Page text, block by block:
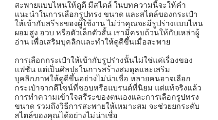
สะพายแบบไหนให้ดูดี มีสไตล์ ในบทความนี้จะให้คำ
แนะนำในการเลือกรูปทรง ขนาด และสไตล์ของกระเป๋า
ให้เข้ากับสรีระของผู้ใช้งาน ไม่ว่าคุณจะมีรูปร่างแบบไหน
ผอมสูง อวบ หรือตัวเล็กตัวสั้น เรามีครบถ้วนให้กับเหล่าผู้
อ่าน เพื่อเสริมบุคลิกและทำให้ดูดีขึ้นเมื่อสะพาย
การเลือกกระเป๋าให้เข้ากับรูปร่างนั้นไม่ใช่แค่เรื่องของ
แฟชั่น แต่เป็นศิลปะในการสร้างสมดุลและเสริม
บุคลิกภาพให้ดูดีขึ้นอย่างไม่น่าเชื่อ หลายคนอาจเลือก
กระเป๋าจากดีไซน์ที่ชอบหรือแบรนด์ที่นิยม แต่แท้จริงแล้ว
การทำความเข้าใจสรีระของตนเองและการเลือกรูปทรง
ขนาด รวมถึงวิธีการสะพายให้เหมาะสม จะช่วยยกระดับ
สไตล์ของคุณได้อย่างไม่น่าเชื่อ